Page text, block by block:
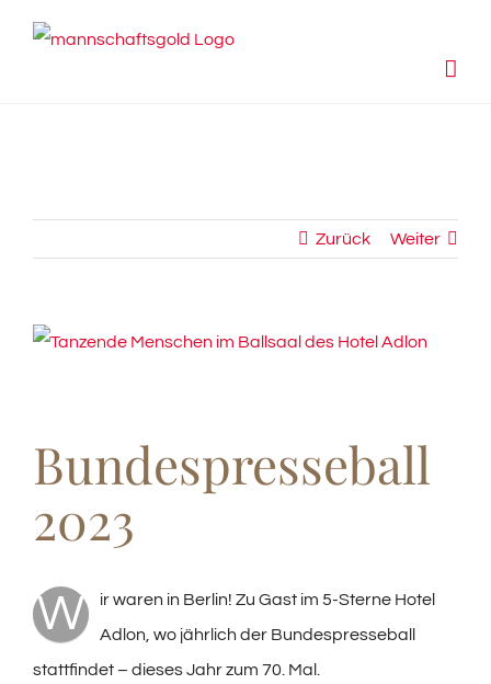
Zurück Weiter
View
Bundespresseball
2023
W
ir waren in Berlin! Zu Gast im 5-Sterne Hotel
Adlon, wo jährlich der Bundespresseball
stattfindet – dieses Jahr zum 70. Mal.